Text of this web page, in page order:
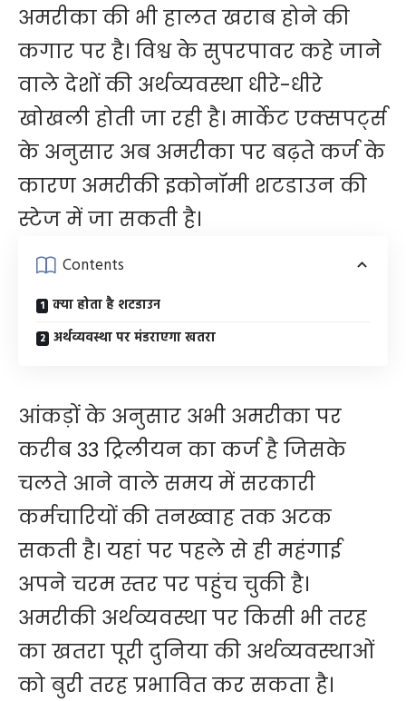
अमरीका की भी हालत खराब होने की
कगार पर है। विश्व के सुपरपावर कहे जाने
वाले देशों की अर्थव्यवस्था धीरे-धीरे
खोखली होती जा रही है। मार्केट एक्सपर्ट्स
के अनुसार अब अमरीका पर बढ़ते कर्ज के
कारण अमरीकी इकोनॉमी शटडाउन की
स्टेज में जा सकती है।
Contents
क्या होता है शटडाउन
अर्थव्यवस्था पर मंडराएगा खतरा
आंकड़ों के अनुसार अभी अमरीका पर
करीब 33 ट्रिलीयन का कर्ज है जिसके
चलते आने वाले समय में सरकारी
कर्मचारियों की तनख्वाह तक अटक
सकती है। यहां पर पहले से ही महंगाई
अपने चरम स्तर पर पहुंच चुकी है।
अमरीकी अर्थव्यवस्था पर किसी भी तरह
का खतरा पूरी दुनिया की अर्थव्यवस्थाओं
को बुरी तरह प्रभावित कर सकता है।